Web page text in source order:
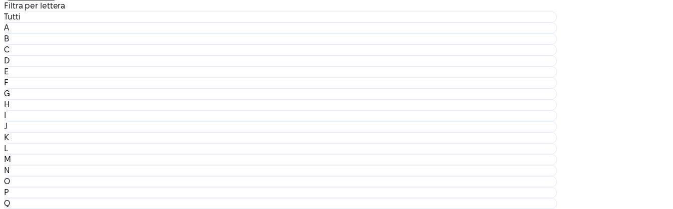
Filtra per lettera
Tutti
A
B
C
D
E
F
G
H
I
J
K
L
M
N
O
P
Q